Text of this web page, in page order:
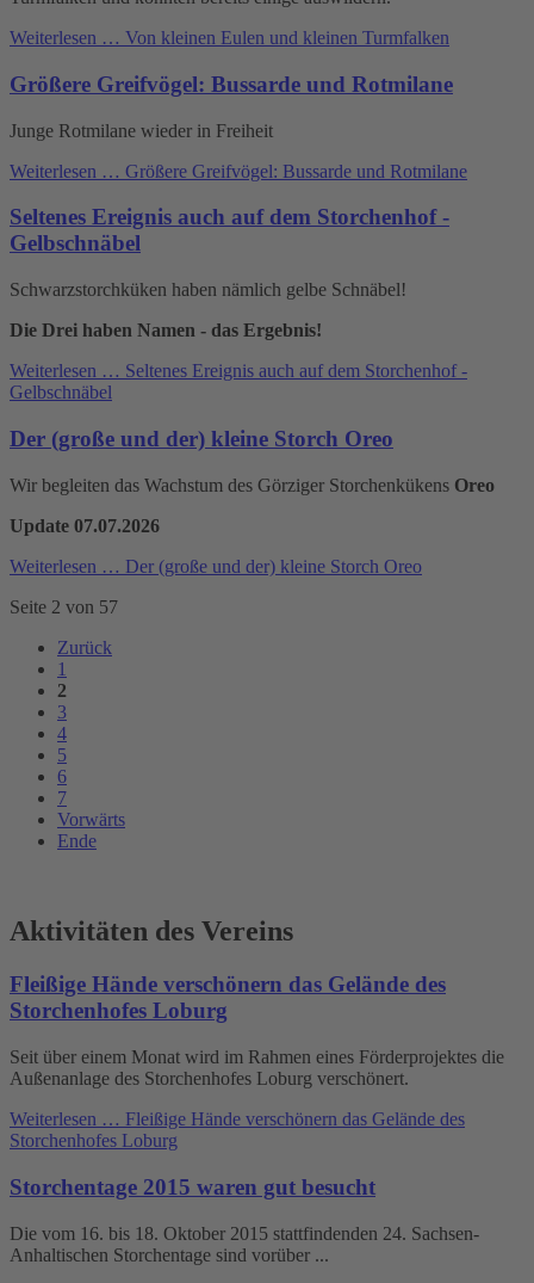
Weiterlesen … Von kleinen Eulen und kleinen Turmfalken
Größere Greifvögel: Bussarde und Rotmilane
Junge Rotmilane wieder in Freiheit
Weiterlesen … Größere Greifvögel: Bussarde und Rotmilane
Seltenes Ereignis auch auf dem Storchenhof -
Gelbschnäbel
Schwarzstorchküken haben nämlich gelbe Schnäbel!
Die Drei haben Namen - das Ergebnis!
Weiterlesen … Seltenes Ereignis auch auf dem Storchenhof -
Gelbschnäbel
Der (große und der) kleine Storch Oreo
Wir begleiten das Wachstum des Görziger Storchenkükens Oreo
Update 07.07.2026
Weiterlesen … Der (große und der) kleine Storch Oreo
Seite 2 von 57
Zurück
1
2
3
4
5
6
7
Vorwärts
Ende
Aktivitäten des Vereins
Fleißige Hände verschönern das Gelände des
Storchenhofes Loburg
Seit über einem Monat wird im Rahmen eines Förderprojektes die
Außenanlage des Storchenhofes Loburg verschönert.
Weiterlesen … Fleißige Hände verschönern das Gelände des
Storchenhofes Loburg
Storchentage 2015 waren gut besucht
Die vom 16. bis 18. Oktober 2015 stattfindenden 24. Sachsen-
Anhaltischen Storchentage sind vorüber ...